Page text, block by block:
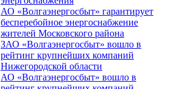
АО «Волгаэнергосбыт» гарантирует
бесперебойное энергоснабжение
жителей Московского района
ЗАО «Волгаэнергосбыт» вошло в
рейтинг крупнейших компаний
Нижегородской области
АО «Волгаэнергосбыт» вошло в